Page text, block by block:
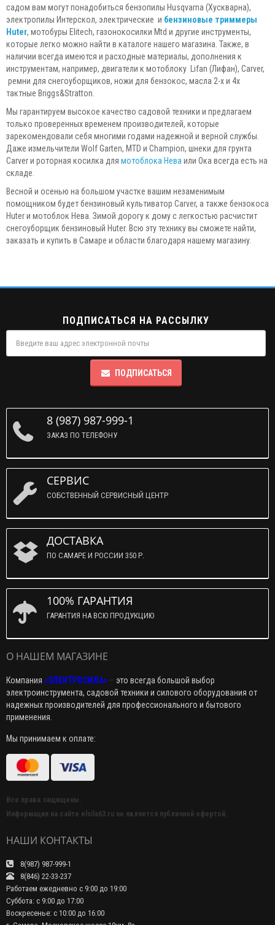
садом вам могут понадобиться бензопилы Husqvarna (Хускварна),
электропилы Интерскол, электрические и бензиновые триммеры
Huter, мотобуры Elitech, газонокосилки Mtd и другие инструменты,
которые легко можно найти в каталоге нашего магазина. Также, в
наличии всегда имеются и расходные материалы, дополнения к
инструментам, например, двигатели к мотоблоку Lifan (Лифан), Carver,
ремни для снегоуборщиков, ножи для бензокос, масла 2-х и 4х
тактные Briggs&Stratton.
Мы гарантируем высокое качество садовой техники и предлагаем
только проверенных временем производителей, которые
зарекомендовали себя многими годами надежной и верной службы.
Даже измельчители Wolf Garten, MTD и Champion, шнеки для грунта
Сarver и роторная косилка для мотоблока Нева или Ока всегда есть на
складе.
Весной и осенью на большом участке вашим незаменимым
помощником будет бензиновый культиватор Carver, а также бензокоса
Huter и мотоблок Нева. Зимой дорогу к дому с легкостью расчистит
снегоуборщик бензиновый Huter. Всю эту технику вы сможете найти,
заказать и купить в Самаре и области благодаря нашему магазину.
ПОДПИСАТЬСЯ НА РАССЫЛКУ
ПОДПИСАТЬСЯ
8 (987) 987-999-1
ЗАКАЗ ПО ТЕЛЕФОНУ
СЕРВИС
СОБСТВЕННЫЙ СЕРВИСНЫЙ ЦЕНТР
ДОСТАВКА
ПО САМАРЕ И РОССИИ 350 Р.
100% ГАРАНТИЯ
ГАРАНТИЯ НА ВСЮ ПРОДУКЦИЮ
О НАШЕМ МАГАЗИНЕ
Компания «ЭЛЕКТРОСИЛА» – это всегда большой выбор
электроинструмента, садовой техники и силового оборудования от
надежных производителей для профессионального и бытового
применения.
Мы принимаем к оплате:
Все права защищены.
Информация на сайте elsila63.ru не является публичной офертой.
НАШИ КОНТАКТЫ
8(987) 987-999-1
8(846) 22-33-237
Работаем ежедневно с 9:00 до 19:00
Суббота: с 9:00 до 17:00
Воскресенье: с 10:00 до 16:00